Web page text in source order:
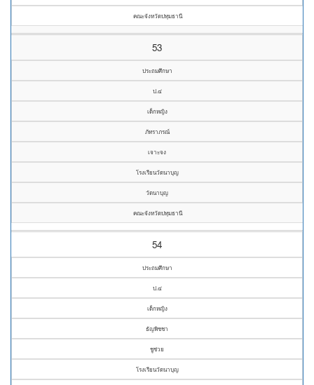
คณะจังหวัดปทุมธานี
53
ประถมศึกษา
ป.๔
เด็กหญิง
ภัทราภรณ์
เจาะจง
โรงเรียนวัดนาบุญ
วัดนาบุญ
คณะจังหวัดปทุมธานี
54
ประถมศึกษา
ป.๔
เด็กหญิง
ธัญพิชชา
ชูช่วย
โรงเรียนวัดนาบุญ